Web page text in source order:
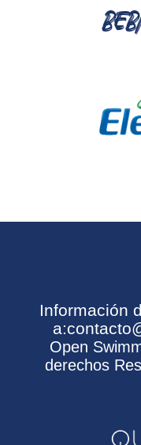
Información
a:
Open
derechos